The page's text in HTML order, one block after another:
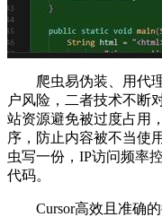
爬虫易伪装、用代理
户风险，二者技术不断
站资源避免被过度占用
序，防止内容被不当使
虫写一份，IP访问频率
代码。
Cursor高效且准确的